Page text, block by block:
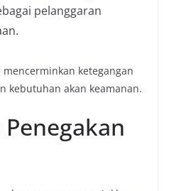
pelanggaran
ketegangan
kebutuhan akan keamanan.